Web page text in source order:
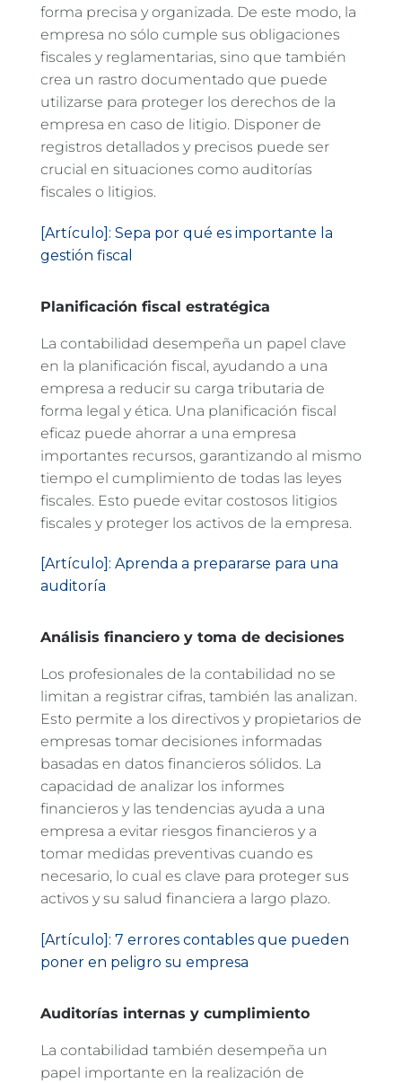
forma precisa y organizada. De este modo, la
empresa no sólo cumple sus obligaciones
fiscales y reglamentarias, sino que también
crea un rastro documentado que puede
utilizarse para proteger los derechos de la
empresa en caso de litigio. Disponer de
registros detallados y precisos puede ser
crucial en situaciones como auditorías
fiscales o litigios.
[Artículo]: Sepa por qué es importante la
gestión fiscal
Planificación fiscal estratégica
La contabilidad desempeña un papel clave
en la planificación fiscal, ayudando a una
empresa a reducir su carga tributaria de
forma legal y ética. Una planificación fiscal
eficaz puede ahorrar a una empresa
importantes recursos, garantizando al mismo
tiempo el cumplimiento de todas las leyes
fiscales. Esto puede evitar costosos litigios
fiscales y proteger los activos de la empresa.
[Artículo]: Aprenda a prepararse para una
auditoría
Análisis financiero y toma de decisiones
Los profesionales de la contabilidad no se
limitan a registrar cifras, también las analizan.
Esto permite a los directivos y propietarios de
empresas tomar decisiones informadas
basadas en datos financieros sólidos. La
capacidad de analizar los informes
financieros y las tendencias ayuda a una
empresa a evitar riesgos financieros y a
tomar medidas preventivas cuando es
necesario, lo cual es clave para proteger sus
activos y su salud financiera a largo plazo.
[Artículo]: 7 errores contables que pueden
poner en peligro su empresa
Auditorías internas y cumplimiento
La contabilidad también desempeña un
papel importante en la realización de